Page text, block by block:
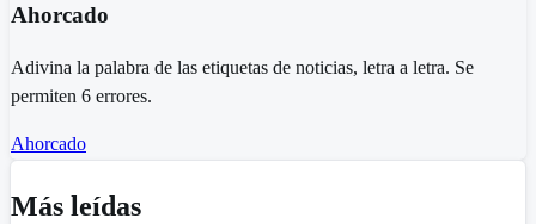
Ahorcado
Adivina la palabra de las etiquetas de noticias, letra a letra. Se
permiten 6 errores.
Ahorcado
Más leídas